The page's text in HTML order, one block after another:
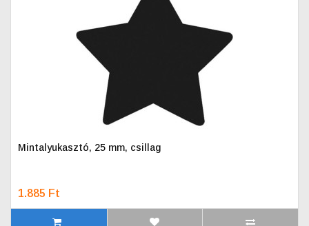
Mintalyukasztó, 25 mm, csillag
1.885 Ft